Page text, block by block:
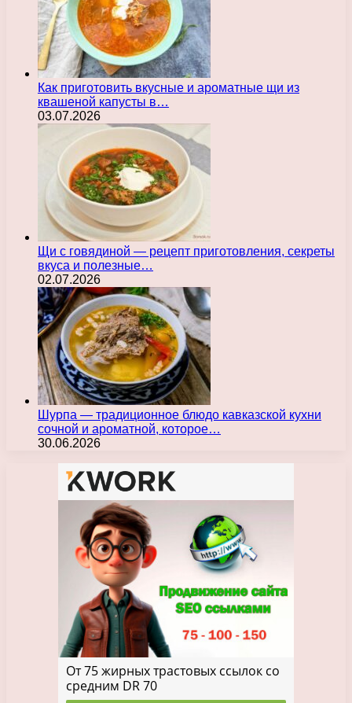
Как приготовить вкусные и ароматные щи из
квашеной капусты в…
03.07.2026
Щи с говядиной — рецепт приготовления, секреты
вкуса и полезные…
02.07.2026
Шурпа — традиционное блюдо кавказской кухни
сочной и ароматной, которое…
30.06.2026